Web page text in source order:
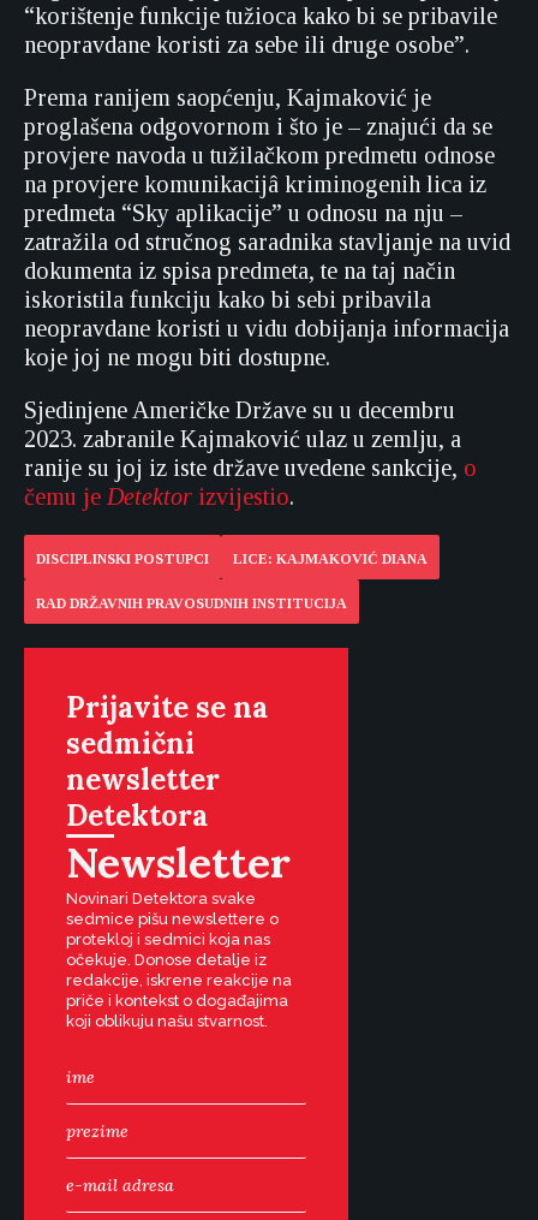
“korištenje funkcije tužioca kako bi se pribavile
neopravdane koristi za sebe ili druge osobe”.
Prema ranijem saopćenju, Kajmaković je
proglašena odgovornom i što je – znajući da se
provjere navoda u tužilačkom predmetu odnose
na provjere komunikacijâ kriminogenih lica iz
predmeta “Sky aplikacije” u odnosu na nju –
zatražila od stručnog saradnika stavljanje na uvid
dokumenta iz spisa predmeta, te na taj način
iskoristila funkciju kako bi sebi pribavila
neopravdane koristi u vidu dobijanja informacija
koje joj ne mogu biti dostupne.
Sjedinjene Američke Države su u decembru
2023. zabranile Kajmaković ulaz u zemlju, a
ranije su joj iz iste države uvedene sankcije, o
čemu je Detektor izvijestio.
DISCIPLINSKI POSTUPCI LICE: KAJMAKOVIĆ DIANA
RAD DRŽAVNIH PRAVOSUDNIH INSTITUCIJA
Prijavite se na
sedmični
newsletter
Detektora
Newsletter
Novinari Detektora svake
sedmice pišu newslettere o
protekloj i sedmici koja nas
očekuje. Donose detalje iz
redakcije, iskrene reakcije na
priče i kontekst o događajima
koji oblikuju našu stvarnost.